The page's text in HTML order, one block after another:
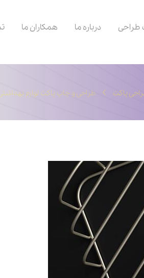
طراحی درباره ما همکاران ما
پاکت طراحی و چاپ پاکت لوازم